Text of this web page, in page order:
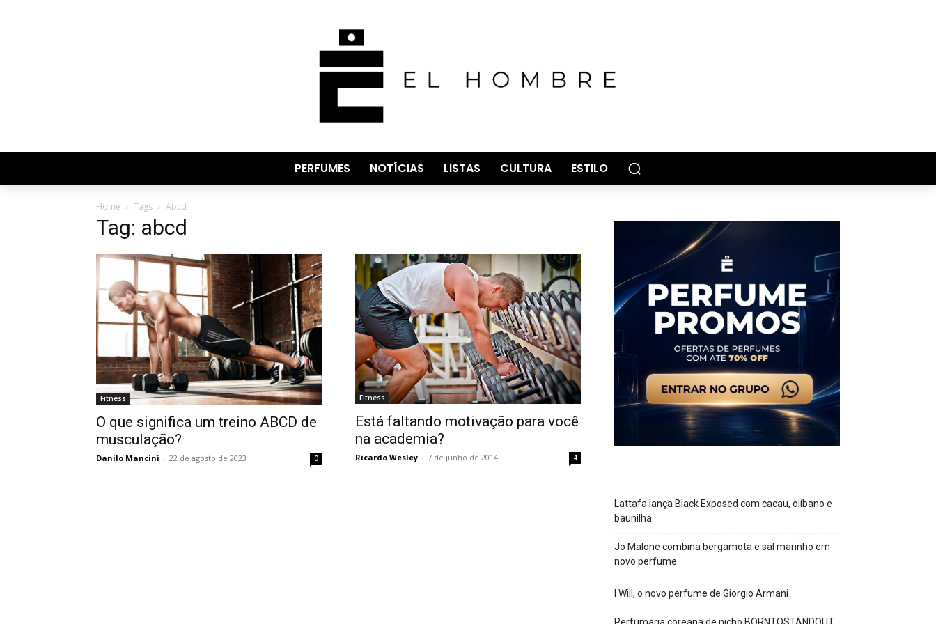
PERFUMES NOTÍCIAS LISTAS CULTURA ESTILO
Home Tags Abcd
Tag: abcd
Fitness
O que significa um treino ABCD de
musculação?
Danilo Mancini - 22 de agosto de 2023 0
Fitness
Está faltando motivação para você
na academia?
Ricardo Wesley - 7 de junho de 2014 4
Lattafa lança Black Exposed com cacau, olíbano e
baunilha
Jo Malone combina bergamota e sal marinho em
novo perfume
I Will, o novo perfume de Giorgio Armani
Perfumaria coreana de nicho BORNTOSTANDOUT